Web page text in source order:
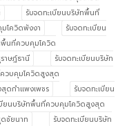
รับจดทะเบียนบริษัทพื้นที่
โควิดพังงา
รับจดทะเบียน
พื้นที่ควบคุมโควิด
าษฎ์ธานี
รับจดทะเบียนบริษัท
วบคุมโควิดสูงสุด
ดกำแพงเพชร
รับจดทะเบียน
บียนบริษัทพื้นที่ควบคุมโควิดสูงสุด
ชัยนาท
รับจดทะเบียนบริษัท